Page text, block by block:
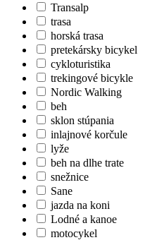
Transalp
trasa
horská trasa
pretekársky bicykel
cykloturistika
trekingové bicykle
Nordic Walking
beh
sklon stúpania
inlajnové korčule
lyže
beh na dlhe trate
snežnice
Sane
jazda na koni
Lodné a kanoe
motocykel